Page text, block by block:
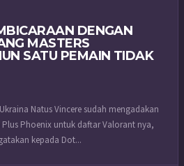
DENGAN
MASTERS
SATU PEMAIN TIDAK
Natus Vincere sudah mengadakan
Phoenix untuk daftar Valorant nya,
kepada Dot...